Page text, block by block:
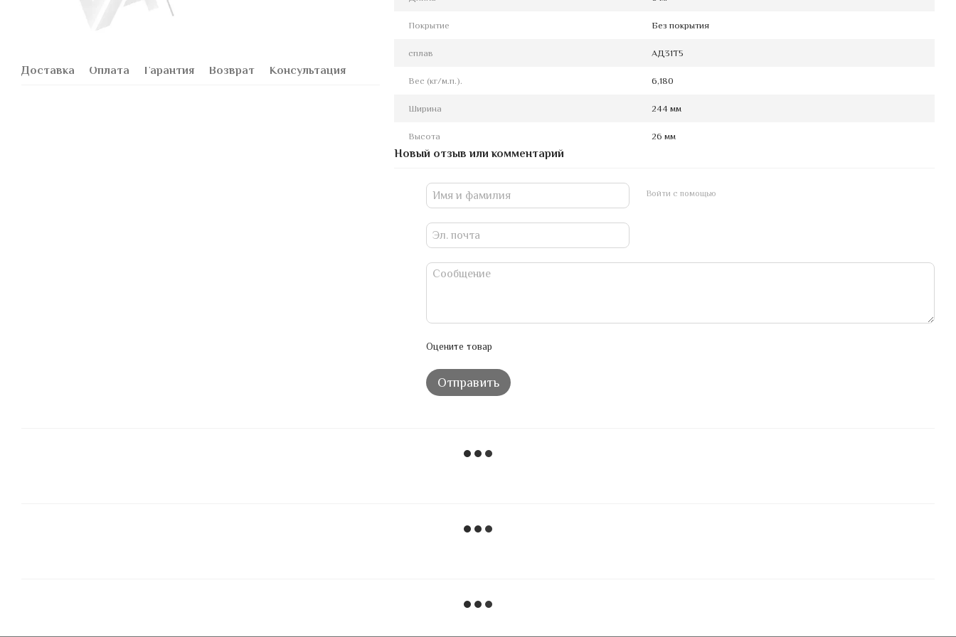
Доставка Оплата Гарантия Возврат Консультация
Покрытие Без покрытия
сплав АД31Т5
Вес (кг/м.п.). 6,180
Ширина 244 мм
Высота 26 мм
Новый отзыв или комментарий
Войти с помощью
Оцените товар
Отправить